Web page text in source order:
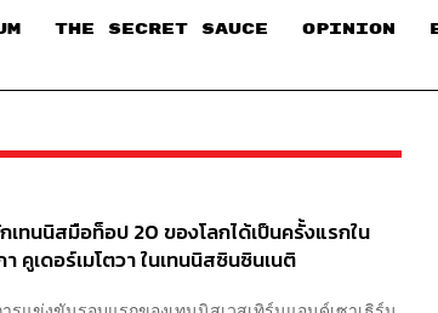
THE SECRET SAUCE​ OPINION
เทนนิสมือท็อป 20 ของโลกได้เป็นครั้งแรกใน
คูเดอร์เมโตวา ในเทนนิสซินซินเนติ